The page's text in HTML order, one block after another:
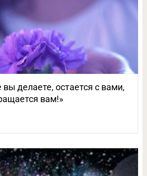
вы делаете, остается с вами,
вам!»